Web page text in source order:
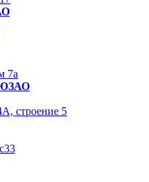
7а
ЮЗАО
строение 5